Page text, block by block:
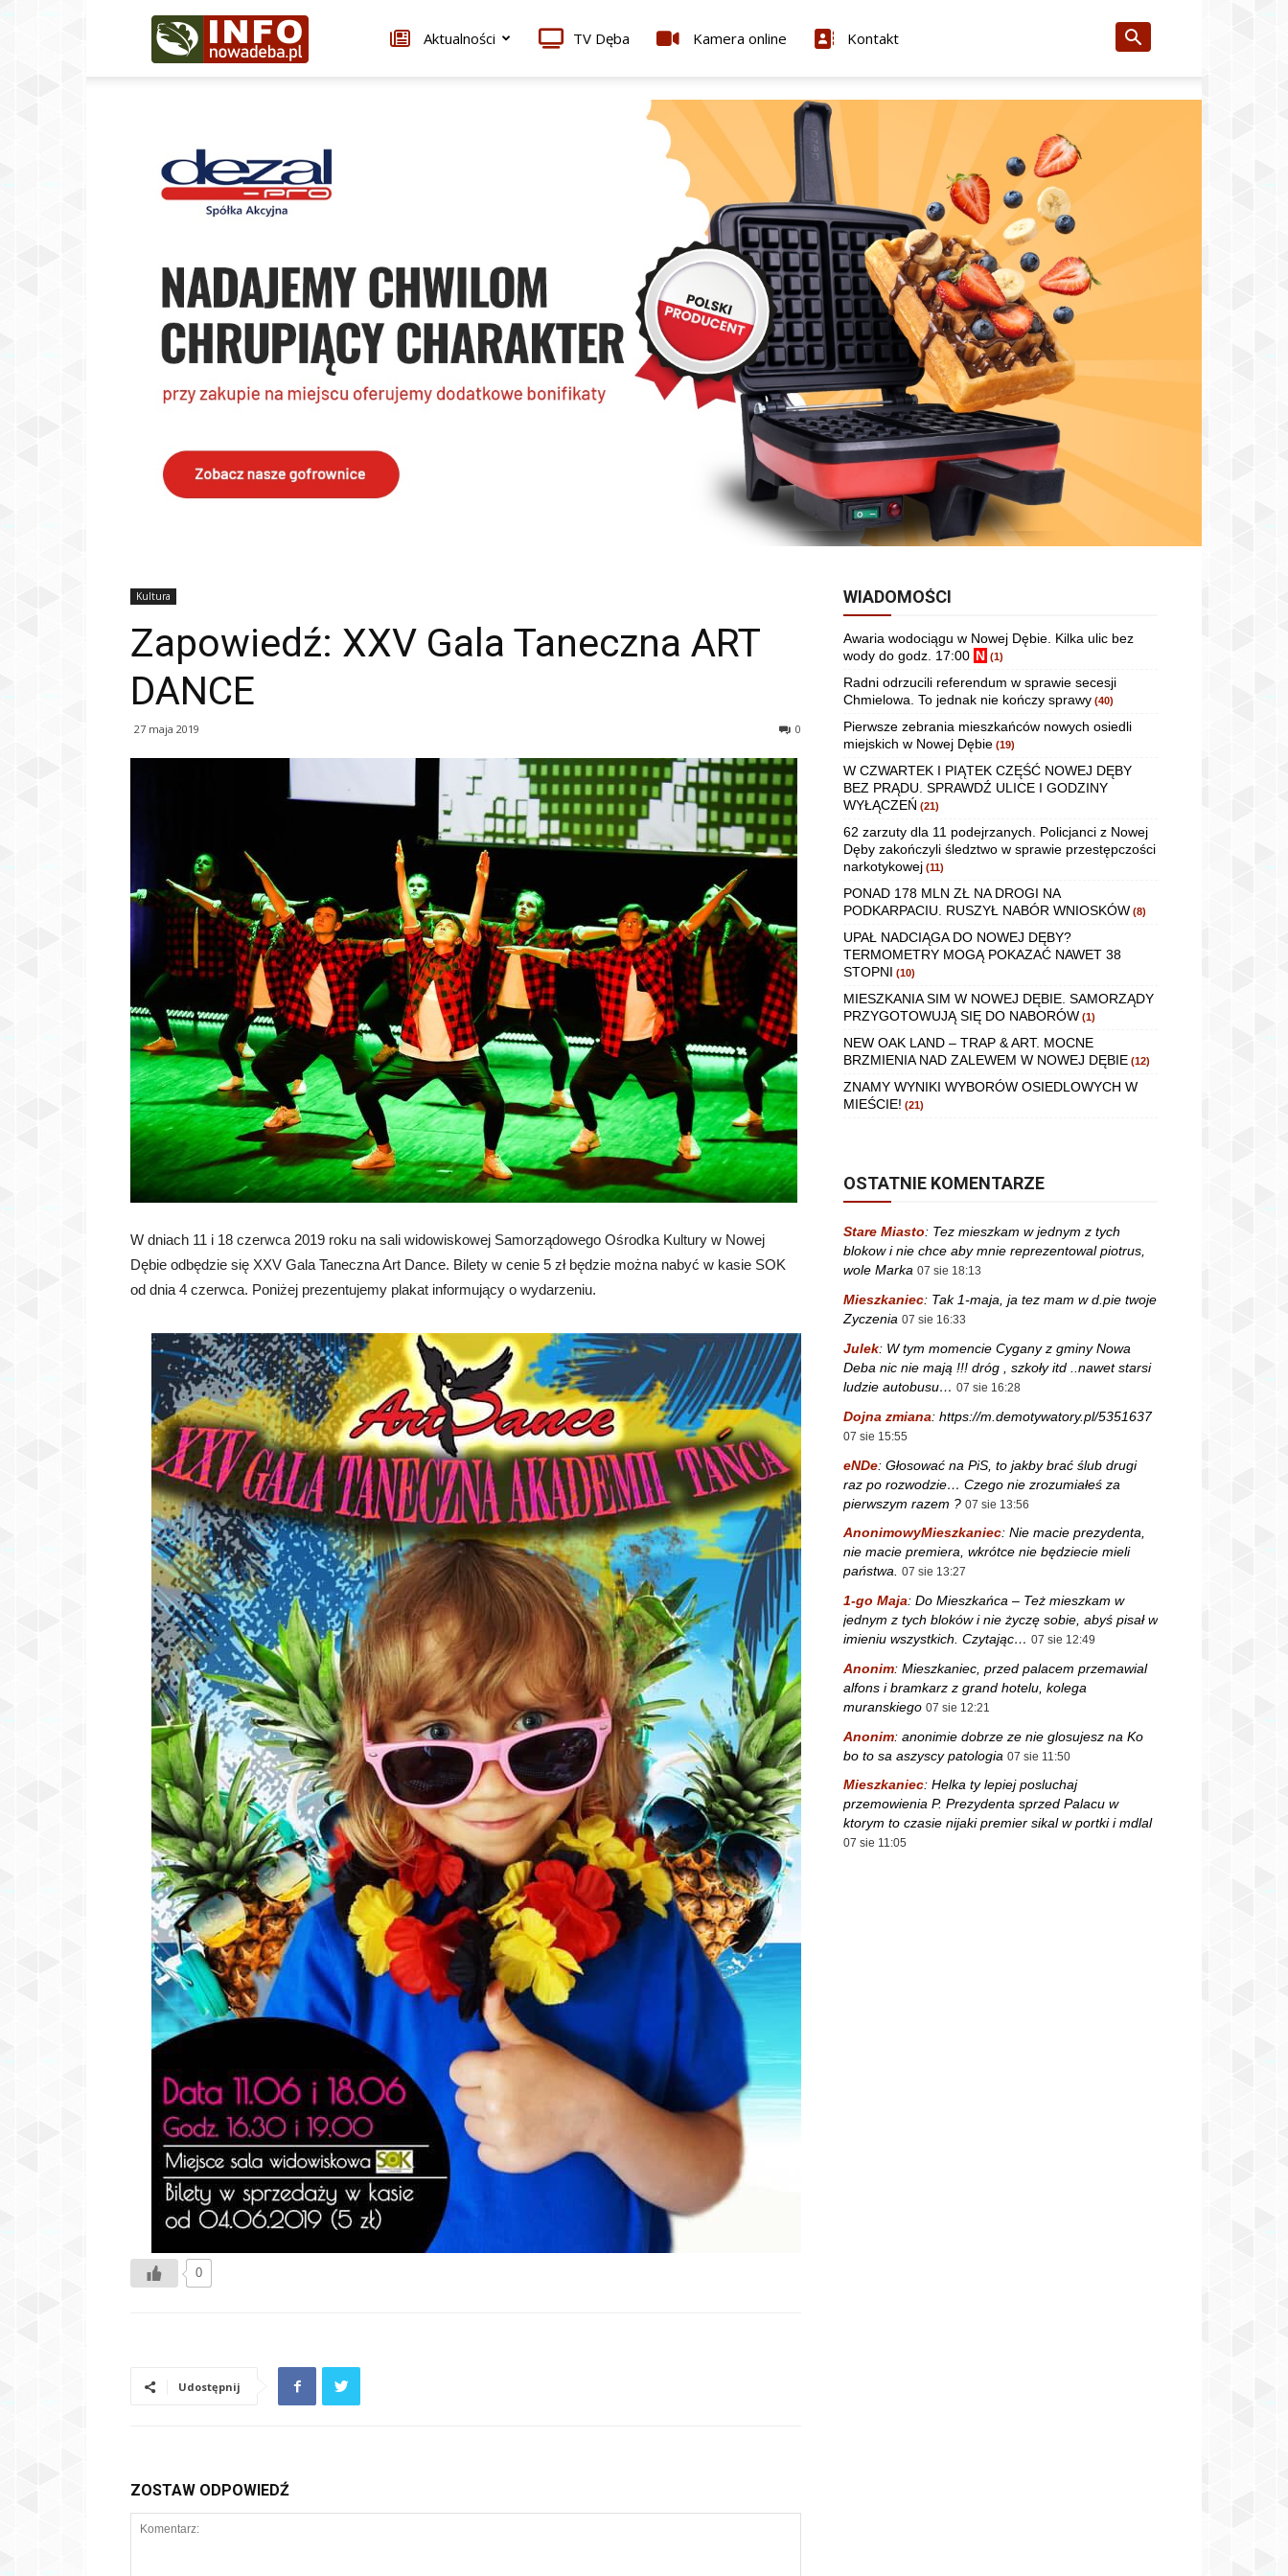
Infonowadeba.pl Aktualności TV Dęba Kamera online Kontakt
Kultura
Zapowiedź: XXV Gala Taneczna ART
DANCE
27 maja 2019 0
W dniach 11 i 18 czerwca 2019 roku na sali widowiskowej Samorządowego Ośrodka Kultury w Nowej
Dębie odbędzie się XXV Gala Taneczna Art Dance. Bilety w cenie 5 zł będzie można nabyć w kasie SOK
od dnia 4 czerwca. Poniżej prezentujemy plakat informujący o wydarzeniu.
0
Udostępnij
ZOSTAW ODPOWIEDŹ
WIADOMOŚCI
Awaria wodociągu w Nowej Dębie. Kilka ulic bez
wody do godz. 17:00 N (1)
Radni odrzucili referendum w sprawie secesji
Chmielowa. To jednak nie kończy sprawy (40)
Pierwsze zebrania mieszkańców nowych osiedli
miejskich w Nowej Dębie (19)
W CZWARTEK I PIĄTEK CZĘŚĆ NOWEJ DĘBY
BEZ PRĄDU. SPRAWDŹ ULICE I GODZINY
WYŁĄCZEŃ (21)
62 zarzuty dla 11 podejrzanych. Policjanci z Nowej
Dęby zakończyli śledztwo w sprawie przestępczości
narkotykowej (11)
PONAD 178 MLN ZŁ NA DROGI NA
PODKARPACIU. RUSZYŁ NABÓR WNIOSKÓW (8)
UPAŁ NADCIĄGA DO NOWEJ DĘBY?
TERMOMETRY MOGĄ POKAZAĆ NAWET 38
STOPNI (10)
MIESZKANIA SIM W NOWEJ DĘBIE. SAMORZĄDY
PRZYGOTOWUJĄ SIĘ DO NABORÓW (1)
NEW OAK LAND – TRAP & ART. MOCNE
BRZMIENIA NAD ZALEWEM W NOWEJ DĘBIE (12)
ZNAMY WYNIKI WYBORÓW OSIEDLOWYCH W
MIEŚCIE! (21)
OSTATNIE KOMENTARZE
Stare Miasto: Tez mieszkam w jednym z tych
blokow i nie chce aby mnie reprezentowal piotrus,
wole Marka 07 sie 18:13
Mieszkaniec: Tak 1-maja, ja tez mam w d.pie twoje
Zyczenia 07 sie 16:33
Julek: W tym momencie Cygany z gminy Nowa
Deba nic nie mają !!! dróg , szkoły itd ..nawet starsi
ludzie autobusu… 07 sie 16:28
Dojna zmiana: https://m.demotywatory.pl/5351637
07 sie 15:55
eNDe: Głosować na PiS, to jakby brać ślub drugi
raz po rozwodzie… Czego nie zrozumiałeś za
pierwszym razem ? 07 sie 13:56
AnonimowyMieszkaniec: Nie macie prezydenta,
nie macie premiera, wkrótce nie będziecie mieli
państwa. 07 sie 13:27
1-go Maja: Do Mieszkańca – Też mieszkam w
jednym z tych bloków i nie życzę sobie, abyś pisał w
imieniu wszystkich. Czytając… 07 sie 12:49
Anonim: Mieszkaniec, przed palacem przemawial
alfons i bramkarz z grand hotelu, kolega
muranskiego 07 sie 12:21
Anonim: anonimie dobrze ze nie glosujesz na Ko
bo to sa aszyscy patologia 07 sie 11:50
Mieszkaniec: Helka ty lepiej posluchaj
przemowienia P. Prezydenta sprzed Palacu w
ktorym to czasie nijaki premier sikal w portki i mdlal
07 sie 11:05